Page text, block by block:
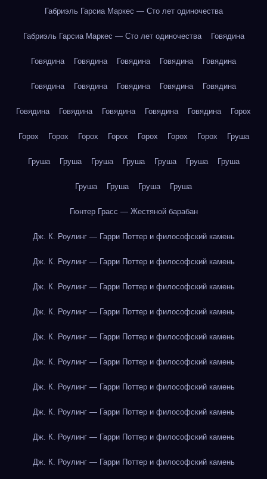
Габриэль Гарсиа Маркес — Сто лет одиночества
Габриэль Гарсиа Маркес — Сто лет одиночества Говядина
Говядина Говядина Говядина Говядина Говядина
Говядина Говядина Говядина Говядина Говядина
Говядина Говядина Говядина Говядина Говядина Горох
Горох Горох Горох Горох Горох Горох Горох Груша
Груша Груша Груша Груша Груша Груша Груша
Груша Груша Груша Груша
Гюнтер Грасс — Жестяной барабан
Дж. К. Роулинг — Гарри Поттер и философский камень
Дж. К. Роулинг — Гарри Поттер и философский камень
Дж. К. Роулинг — Гарри Поттер и философский камень
Дж. К. Роулинг — Гарри Поттер и философский камень
Дж. К. Роулинг — Гарри Поттер и философский камень
Дж. К. Роулинг — Гарри Поттер и философский камень
Дж. К. Роулинг — Гарри Поттер и философский камень
Дж. К. Роулинг — Гарри Поттер и философский камень
Дж. К. Роулинг — Гарри Поттер и философский камень
Дж. К. Роулинг — Гарри Поттер и философский камень